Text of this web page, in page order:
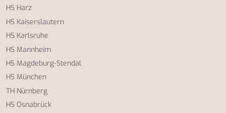
HS Harz
HS Kaiserslautern
HS Karlsruhe
HS Mannheim
HS Magdeburg-Stendal
HS München
TH Nürnberg
HS Osnabrück